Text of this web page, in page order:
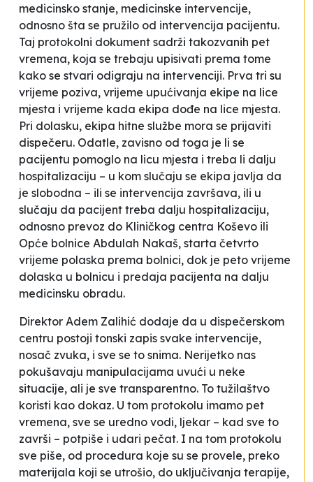
medicinsko stanje, medicinske intervencije,
odnosno šta se pružilo od intervencija pacijentu.
Taj protokolni dokument sadrži takozvanih pet
vremena, koja se trebaju upisivati prema tome
kako se stvari odigraju na intervenciji. Prva tri su
vrijeme poziva, vrijeme upućivanja ekipe na lice
mjesta i vrijeme kada ekipa dođe na lice mjesta.
Pri dolasku, ekipa hitne službe mora se prijaviti
dispečeru. Odatle, zavisno od toga je li se
pacijentu pomoglo na licu mjesta i treba li dalju
hospitalizaciju – u kom slučaju se ekipa javlja da
je slobodna – ili se intervencija završava, ili u
slučaju da pacijent treba dalju hospitalizaciju,
odnosno prevoz do Kliničkog centra Koševo ili
Opće bolnice Abdulah Nakaš, starta četvrto
vrijeme polaska prema bolnici, dok je peto vrijeme
dolaska u bolnicu i predaja pacijenta na dalju
medicinsku obradu.
Direktor Adem Zalihić dodaje da u dispečerskom
centru postoji tonski zapis svake intervencije,
nosač zvuka, i sve se to snima. Nerijetko nas
pokušavaju manipulacijama uvući u neke
situacije, ali je sve transparentno. To tužilaštvo
koristi kao dokaz. U tom protokolu imamo pet
vremena, sve se uredno vodi, ljekar – kad sve to
završi – potpiše i udari pečat. I na tom protokolu
sve piše, od procedura koje su se provele, preko
materijala koji se utrošio, do uključivanja terapije,